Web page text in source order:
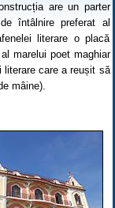
are un parter
întâlnire preferat al
literare o placă
marelui poet maghiar
literare care a reușit să
mâine).